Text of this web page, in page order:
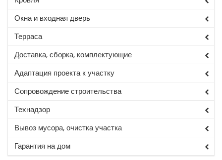
Окна и входная дверь
Терраса
Доставка, сборка, комплектующие
Адаптация проекта к участку
Сопровождение строительства
Технадзор
Вывоз мусора, очистка участка
Гарантия на дом